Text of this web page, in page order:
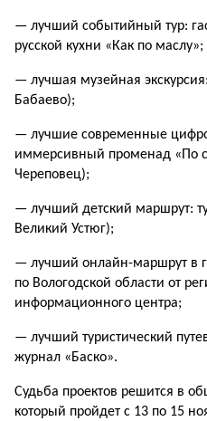
— лучший событийный тур:
русской кухни «Как по маслу»;
— лучшая музейная
Бабаево);
— лучшие современные
иммерсивный променад «По
Череповец);
— лучший детский маршрут:
Великий Устюг);
— лучший онлайн-маршрут в
по Вологодской области от
информационного центра;
— лучший туристический
журнал «Баско».
Судьба проектов решится в
который пройдет с 13 по 15